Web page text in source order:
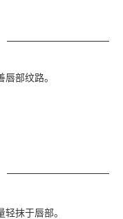
部纹路。
抹于唇部。